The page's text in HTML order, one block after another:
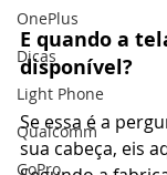
OnePlus
Dicas
Light Phone
Qualcomm
GoPro
E quando a
disponível?
Se essa é a
sua cabeça, eis